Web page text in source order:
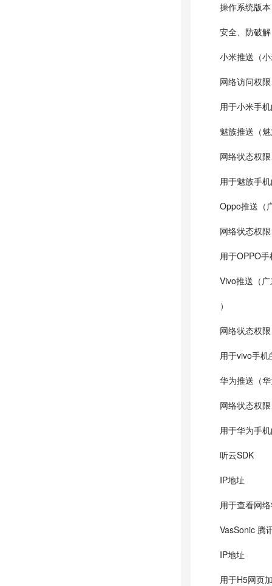
操作系统版
安全、防破解
小米推送（
网络访问权
用于小米手
魅族推送（
网络状态权
用于魅族手
Oppo推送（
网络状态权
用于OPPO
Vivo推送（
）
网络状态权限
用于vivo手
华为推送（
网络状态权限
用于华为手
听云SDK
IP地址
用于查看网
VasSonic 腾
IP地址
用于H5网页